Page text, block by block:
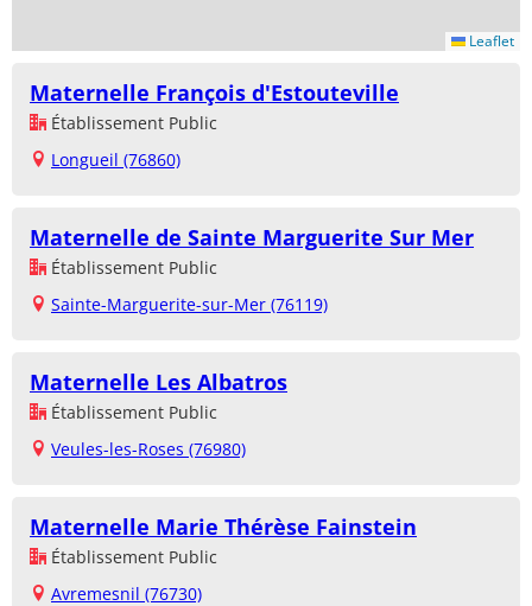
Leaflet
Maternelle François d'Estouteville
Établissement Public
Longueil (76860)
Maternelle de Sainte Marguerite Sur Mer
Établissement Public
Sainte-Marguerite-sur-Mer (76119)
Maternelle Les Albatros
Établissement Public
Veules-les-Roses (76980)
Maternelle Marie Thérèse Fainstein
Établissement Public
Avremesnil (76730)